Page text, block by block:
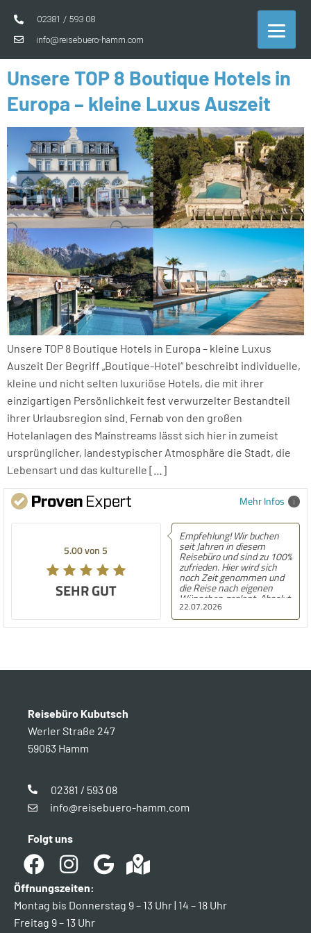
02381 / 593 08
info@reisebuero-hamm.com
Unsere TOP 8 Boutique Hotels in
Europa – kleine Luxus Auszeit
Unsere TOP 8 Boutique Hotels in Europa – kleine Luxus
Auszeit Der Begriff „Boutique-Hotel“ beschreibt individuelle,
kleine und nicht selten luxuriöse Hotels, die mit ihrer
einzigartigen Persönlichkeit fest verwurzelter Bestandteil
ihrer Urlaubsregion sind. Fernab von den großen
Hotelanlagen des Mainstreams lässt sich hier in zumeist
ursprünglicher, landestypischer Atmosphäre die Stadt, die
Lebensart und das kulturelle […]
Mehr Infos
5.00 von 5
SEHR GUT
22.07.2026
Empfehlung! Wir buchen
seit Jahren in diesem
Reisebüro und sind zu 100%
zufrieden. Hier wird sich
noch Zeit genommen und
die Reise nach eigenen
Wünschen geplant. Absolut
empfehlenswert!
Reisebüro Kubutsch
Werler Straße 247
59063 Hamm
02381 / 593 08
info@reisebuero-hamm.com
Folgt uns
Öffnungszeiten:
Montag bis Donnerstag 9 – 13 Uhr | 14 – 18 Uhr
Freitag 9 – 13 Uhr